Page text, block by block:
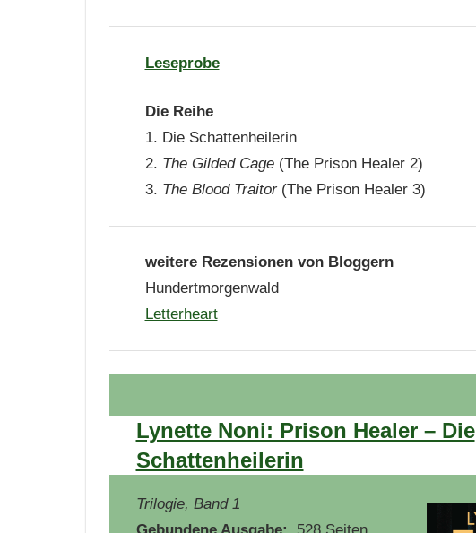
Leseprobe
Die Reihe
1. Die Schattenheilerin
2. The Gilded Cage(The Prison Healer 2)
3. The Blood Traitor(The Prison Healer 3)
weitere Rezensionen von Bloggern
Hundertmorgenwald
Letterheart
Lynette Noni: Prison Healer – Die
Schattenheilerin
Trilogie, Band 1